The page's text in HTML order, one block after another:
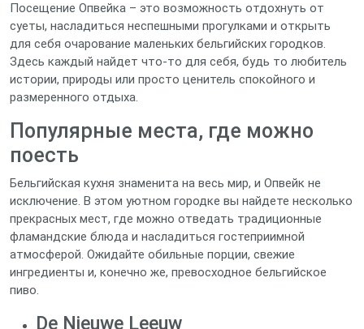
Посещение Опвейка – это возможность отдохнуть от
суеты, насладиться неспешными прогулками и открыть
для себя очарование маленьких бельгийских городков.
Здесь каждый найдет что-то для себя, будь то любитель
истории, природы или просто ценитель спокойного и
размеренного отдыха.
Популярные места, где можно
поесть
Бельгийская кухня знаменита на весь мир, и Опвейк не
исключение. В этом уютном городке вы найдете несколько
прекрасных мест, где можно отведать традиционные
фламандские блюда и насладиться гостеприимной
атмосферой. Ожидайте обильные порции, свежие
ингредиенты и, конечно же, превосходное бельгийское
пиво.
De Nieuwe Leeuw